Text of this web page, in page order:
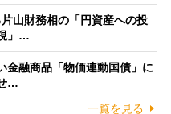
山財務相の「円資産への投
」…
金融商品「物価連動国債」に
…
一覧を見る